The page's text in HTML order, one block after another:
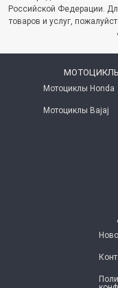
Российской Федерации.
товаров и услуг,
Мотоциклы Honda
Мотоциклы Bajaj